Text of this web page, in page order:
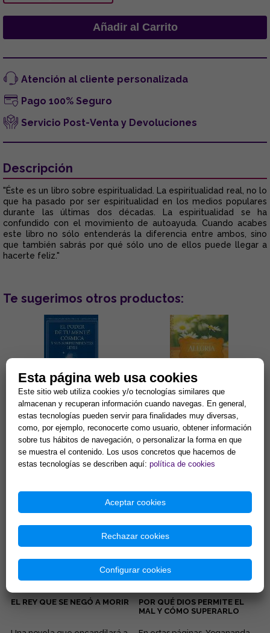
Atención al cliente personalizada
Pago 100% Seguro
Servicio Post-Venta y Devoluciones
Descripción
"Éste es un libro sobre espiritualidad. La espiritualidad real, no lo
que ha pasado por ser espiritualidad en los medios populares
durante las últimas dos décadas. La espiritualidad se ha
confundido con el movimiento de autoayuda. Cuando acabes
este libro no sólo entenderás la diferencia entre ambos, sino
que también sabrás por qué sólo uno de ellos puede llegar a
hacerte feliz."
Te sugerimos otros productos:
EL PODER DE TU MENTE
CÓSMICA Y SUS
SORPRENDENTES LEYES
La fe, la sanación, el contacto
con la mente cósmica, el
coraje, la seguridad... Éstas son
algunas de las quin...
ALEGRÍA
Esta deliciosa colección de
libritos en formato bolsillo te
acercará a los pensamientos
de Elizabeth Clare Pro...
EL REY QUE SE NEGÓ A MORIR
POR QUÉ DIOS PERMITE EL
MAL Y CÓMO SUPERARLO
Esta página web usa cookies
Este sitio web utiliza cookies y/o tecnologías similares que
almacenan y recuperan información cuando navegas. En general,
estas tecnologías pueden servir para finalidades muy diversas,
como, por ejemplo, reconocerte como usuario, obtener información
sobre tus hábitos de navegación, o personalizar la forma en que
se muestra el contenido. Los usos concretos que hacemos de
estas tecnologías se describen aquí: política de cookies
Aceptar cookies
Rechazar cookies
Configurar cookies